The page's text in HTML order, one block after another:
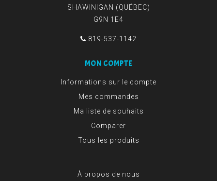
SHAWINIGAN (QUÉBEC)
G9N 1E4
819-537-1142
MON COMPTE
Informations sur le compte
Mes commandes
Ma liste de souhaits
Comparer
Tous les produits
À propos de nous